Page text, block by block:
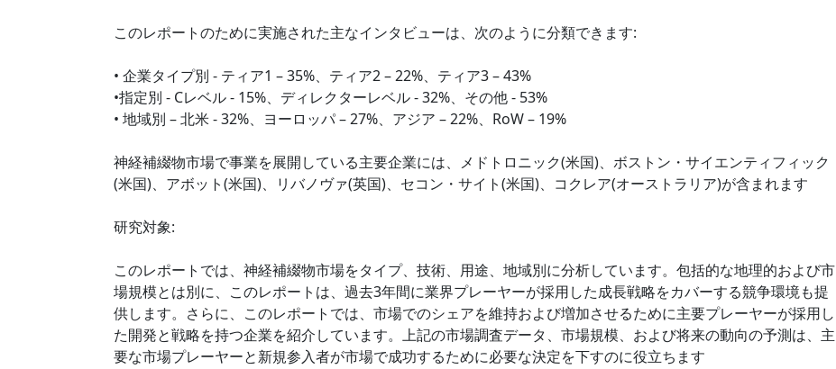
このレポートのために実施された主なインタビューは、次のように分類できます:
• 企業タイプ別 - ティア1 – 35%、ティア2 – 22%、ティア3 – 43%
•指定別 - Cレベル - 15%、ディレクターレベル - 32%、その他 - 53%
• 地域別 – 北米 - 32%、ヨーロッパ – 27%、アジア – 22%、RoW – 19%
神経補綴物市場で事業を展開している主要企業には、メドトロニック(米国)、ボストン・サイエンティフィック
(米国)、アボット(米国)、リバノヴァ(英国)、セコン・サイト(米国)、コクレア(オーストラリア)が含まれます
研究対象:
このレポートでは、神経補綴物市場をタイプ、技術、用途、地域別に分析しています。包括的な地理的および市
場規模とは別に、このレポートは、過去3年間に業界プレーヤーが採用した成長戦略をカバーする競争環境も提
供します。さらに、このレポートでは、市場でのシェアを維持および増加させるために主要プレーヤーが採用し
た開発と戦略を持つ企業を紹介しています。上記の市場調査データ、市場規模、および将来の動向の予測は、主
要な市場プレーヤーと新規参入者が市場で成功するために必要な決定を下すのに役立ちます